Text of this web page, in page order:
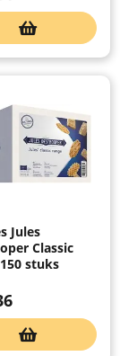
Jules
Classic
stuks